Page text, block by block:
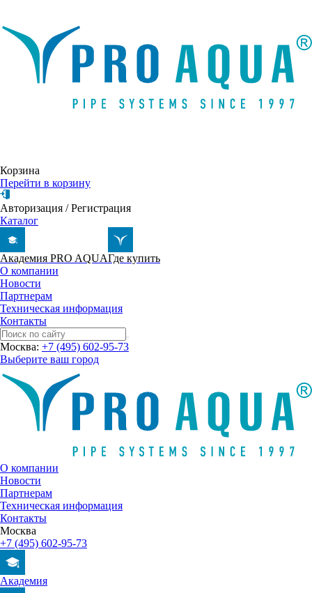
Корзина
Перейти в корзину
Авторизация /Регистрация
Каталог
Академия PRO AQUAГде купить
О компании
Новости
Партнерам
Техническая информация
Контакты
Москва: +7 (495) 602-95-73
Выберите ваш город
О компании
Новости
Партнерам
Техническая информация
Контакты
Москва
+7 (495) 602-95-73
Академия